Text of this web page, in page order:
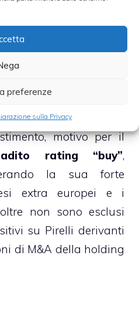
preferenze
sulla Privacy
materie prime e dal
in Russia.
il target price alla
Equita continuano a
Pirelli un’ottima
motivo per il
rating “buy”,
la sua forte
extra europei e i
non sono esclusi
su Pirelli derivanti
di M&A della holding